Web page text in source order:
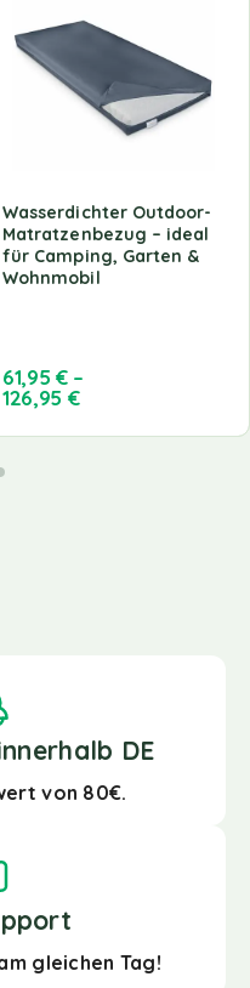
Wasserdichter Outdoor-
Matratzenbezug – ideal
für Camping, Garten &
Wohnmobil
61,95 €–
126,95 €
DE
von 80€.
gleichen Tag!